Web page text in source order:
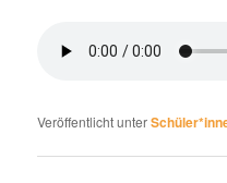
Veröffentlicht unter